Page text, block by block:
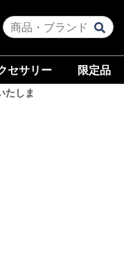
セサリー 限定品
たしま